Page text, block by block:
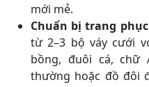
mới mẻ.
Chuẩn bị trang
từ 2–3 bộ váy cưới
bồng, đuôi cá, chữ
thường hoặc đồ đôi